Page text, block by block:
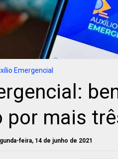
Emergencial
por mais
feira, 14 de junho de 2021